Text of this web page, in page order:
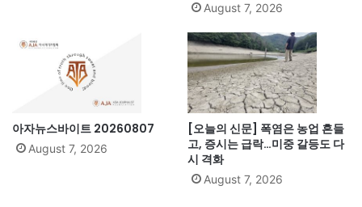
August 7, 2026
아자뉴스바이트 20260807
August 7, 2026
[오늘의 신문] 폭염은 농업 흔들
고, 증시는 급락…미중 갈등도 다
시 격화
August 7, 2026